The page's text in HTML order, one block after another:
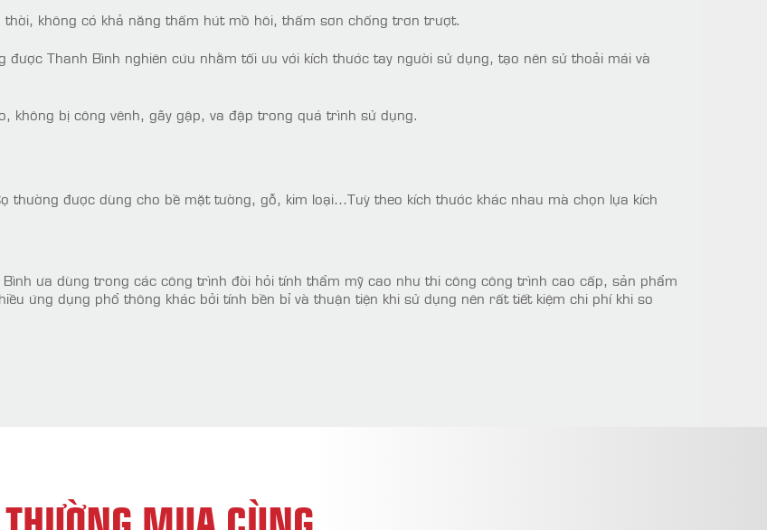
không có khả năng thấm hút mồ hôi, thấm sơn chống trơn trượt.
Thanh Bình nghiên cứu nhằm tối ưu với kích thước tay người sử dụng, tạo nên sử thoải mái và
không bị công vênh, gãy gập, va đập trong quá trình sử dụng.
thường được dùng cho bề mặt tường, gỗ, kim loại…Tuỳ theo kích thước khác nhau mà chọn lựa kích
ưa dùng trong các công trình đòi hỏi tính thẩm mỹ cao như thi công công trình cao cấp, sản phẩm
ứng dụng phổ thông khác bởi tính bền bỉ và thuận tiện khi sử dụng nên rất tiết kiệm chi phí khi so
THƯỜNG MUA CÙNG